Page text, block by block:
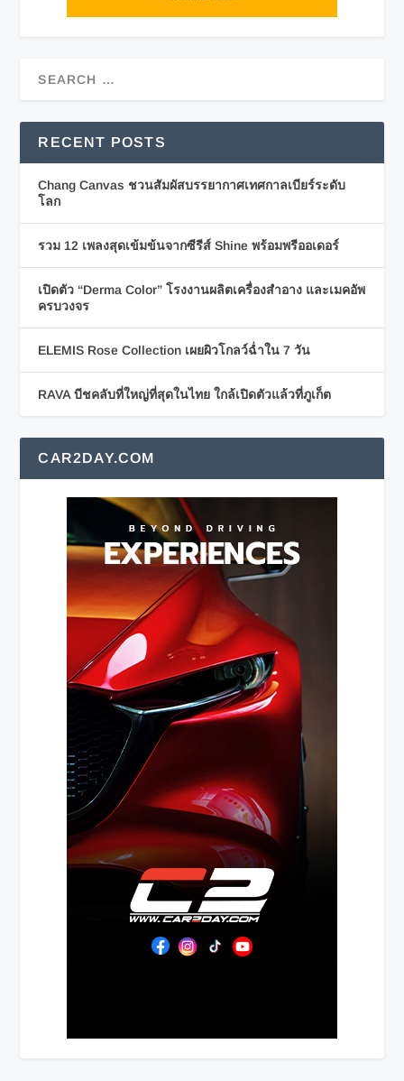
RECENT POSTS
Chang Canvas ชวนสัมผัสบรรยากาศเทศกาลเบียร์ระดับ
โลก
รวม 12 เพลงสุดเข้มข้นจากซีรีส์ Shine พร้อมพรีออเดอร์
เปิดตัว “Derma Color” โรงงานผลิตเครื่องสำอาง และเมคอัพ
ครบวงจร
ELEMIS Rose Collection เผยผิวโกลว์ฉ่ำใน 7 วัน
RAVA บีชคลับที่ใหญ่ที่สุดในไทย ใกล้เปิดตัวแล้วที่ภูเก็ต
CAR2DAY.COM